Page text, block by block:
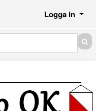
Logga in
Sök